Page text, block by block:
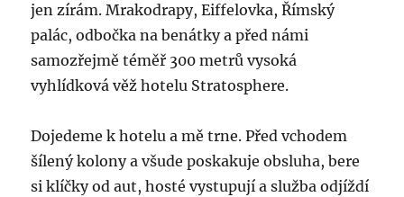
jen zírám. Mrakodrapy, Eiffelovka, Římský
palác, odbočka na benátky a před námi
samozřejmě téměř 300 metrů vysoká
vyhlídková věž hotelu Stratosphere.
Dojedeme k hotelu a mě trne. Před vchodem
šílený kolony a všude poskakuje obsluha, bere
si klíčky od aut, hosté vystupují a služba odjíždí